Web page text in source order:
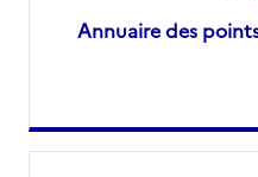
Annuaire des